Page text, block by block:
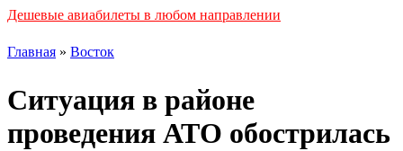
Дешевые авиабилеты в любом направлении
Главная » Восток
Ситуация в районе
проведения АТО обострилась